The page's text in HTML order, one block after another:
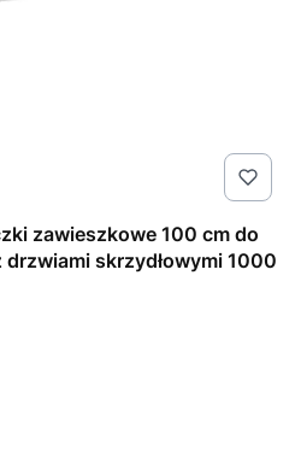
zawieszkowe 100 cm do
skrzydłowymi 1000